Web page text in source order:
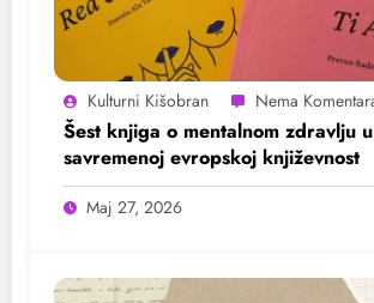
Kulturni Kišobran
Šest knjiga o mentalnom zdravlju u
savremenoj evropskoj književnost
Maj 27, 2026